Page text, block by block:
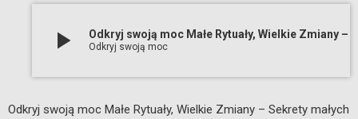
play_arrow Odkryj swoją moc
Odkryj swoją moc Małe Rytuały, Wielkie Zmiany – Sekrety małych